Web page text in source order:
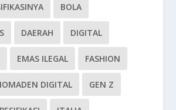
BOLA
DAERAH DIGITAL
EMAS ILEGAL FASHION
DIGITAL GEN Z